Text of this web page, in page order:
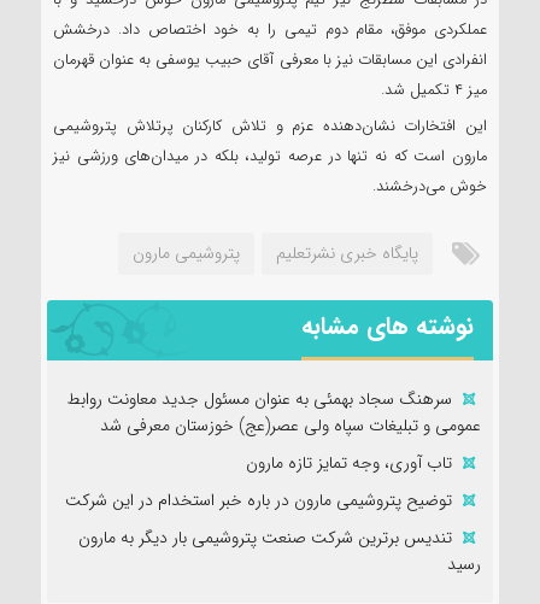
عملکردی موفق، مقام دوم تیمی را به خود اختصاص داد. درخشش
انفرادی این مسابقات نیز با معرفی آقای حبیب یوسفی به عنوان قهرمان
میز ۴ تکمیل شد.
این افتخارات نشان‌دهنده عزم و تلاش کارکنان پرتلاش پتروشیمی
مارون است که نه تنها در عرصه تولید، بلکه در میدان‌های ورزشی نیز
خوش می‌درخشند.
پایگاه خبری نشرتعلیم پتروشیمی مارون
نوشته های مشابه
سرهنگ سجاد بهمئی به عنوان مسئول جدید معاونت روابط
عمومی و تبلیغات سپاه ولی عصر(عج) خوزستان معرفی شد
تاب آوری، وجه تمایز تازه مارون
توضیح پتروشیمی مارون در باره خبر استخدام در این شرکت
تندیس برترین شرکت صنعت پتروشیمی بار دیگر به مارون
رسید